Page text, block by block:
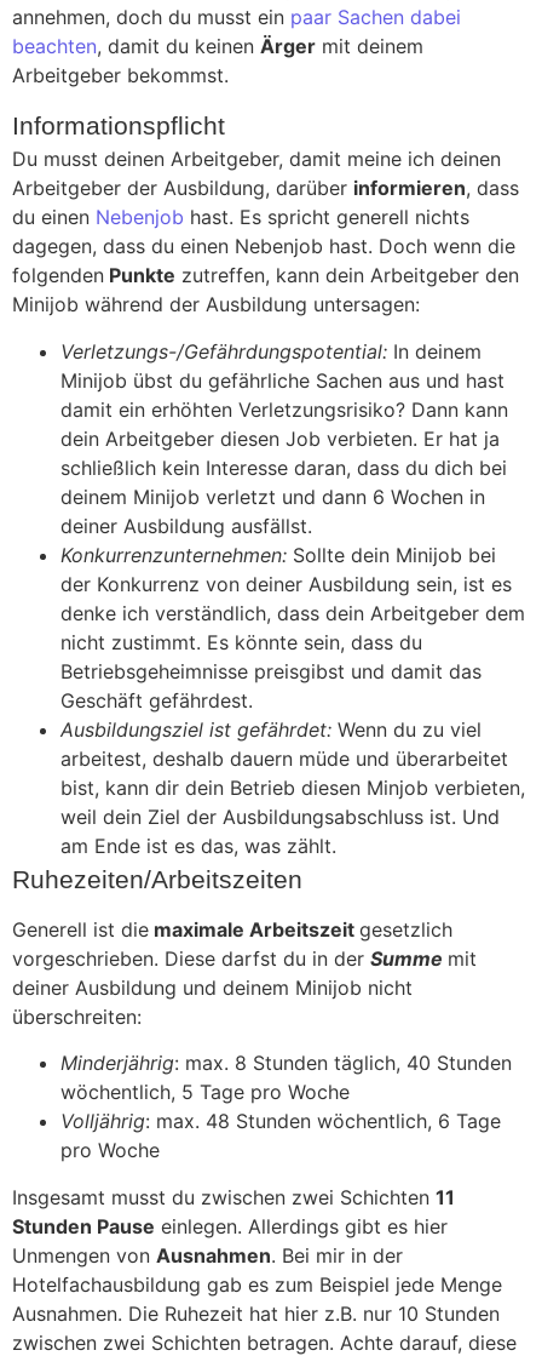
annehmen, doch du musst ein paar Sachen dabei
beachten, damit du keinen Ärger mit deinem
Arbeitgeber bekommst.
Informationspflicht
Du musst deinen Arbeitgeber, damit meine ich deinen
Arbeitgeber der Ausbildung, darüber informieren, dass
du einen Nebenjob hast. Es spricht generell nichts
dagegen, dass du einen Nebenjob hast. Doch wenn die
folgenden Punkte zutreffen, kann dein Arbeitgeber den
Minijob während der Ausbildung untersagen:
Verletzungs-/Gefährdungspotential: In deinem
Minijob übst du gefährliche Sachen aus und hast
damit ein erhöhten Verletzungsrisiko? Dann kann
dein Arbeitgeber diesen Job verbieten. Er hat ja
schließlich kein Interesse daran, dass du dich bei
deinem Minijob verletzt und dann 6 Wochen in
deiner Ausbildung ausfällst.
Konkurrenzunternehmen: Sollte dein Minijob bei
der Konkurrenz von deiner Ausbildung sein, ist es
denke ich verständlich, dass dein Arbeitgeber dem
nicht zustimmt. Es könnte sein, dass du
Betriebsgeheimnisse preisgibst und damit das
Geschäft gefährdest.
Ausbildungsziel ist gefährdet: Wenn du zu viel
arbeitest, deshalb dauern müde und überarbeitet
bist, kann dir dein Betrieb diesen Minjob verbieten,
weil dein Ziel der Ausbildungsabschluss ist. Und
am Ende ist es das, was zählt.
Ruhezeiten/Arbeitszeiten
Generell ist die maximale Arbeitszeit gesetzlich
vorgeschrieben. Diese darfst du in der Summe mit
deiner Ausbildung und deinem Minijob nicht
überschreiten:
Minderjährig: max. 8 Stunden täglich, 40 Stunden
wöchentlich, 5 Tage pro Woche
Volljährig: max. 48 Stunden wöchentlich, 6 Tage
pro Woche
Insgesamt musst du zwischen zwei Schichten 11
Stunden Pause einlegen. Allerdings gibt es hier
Unmengen von Ausnahmen. Bei mir in der
Hotelfachausbildung gab es zum Beispiel jede Menge
Ausnahmen. Die Ruhezeit hat hier z.B. nur 10 Stunden
zwischen zwei Schichten betragen. Achte darauf, diese